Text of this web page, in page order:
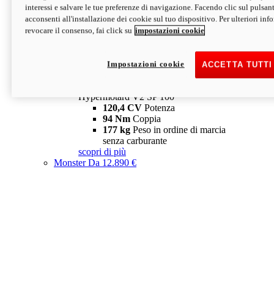
94 NmCoppia
177 kgPeso in ordine di marcia
senza carburante
Depotenziata 35 kW: 18.890 € i
configura scopri di più
Hypermotard V2 SP 100
120,4 CV Potenza
94 Nm Coppia
177 kg Peso in ordine di marcia
senza carburante
scopri di più
MonsterDa 12.890 €
interessi e salvare le tue preferenze di navigazione. Facendo clic sul
acconsenti all'installazione dei cookie sul tuo dispositivo. Per ulteriori
revocare il consenso, fai click su impostazioni cookie
ACCETTA
Impostazioni cookie